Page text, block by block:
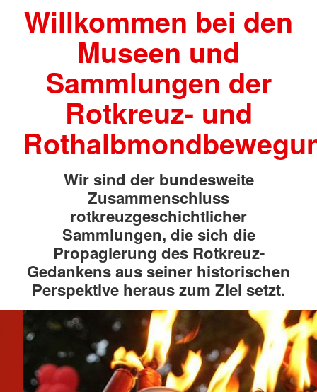
Willkommen bei den
Museen und
Sammlungen der
Rotkreuz- und
Wir sind der bundesweite
Zusammenschluss
rotkreuzgeschichtlicher
Sammlungen, die sich die
Propagierung des Rotkreuz-
Gedankens aus seiner historischen
Perspektive heraus zum Ziel setzt.